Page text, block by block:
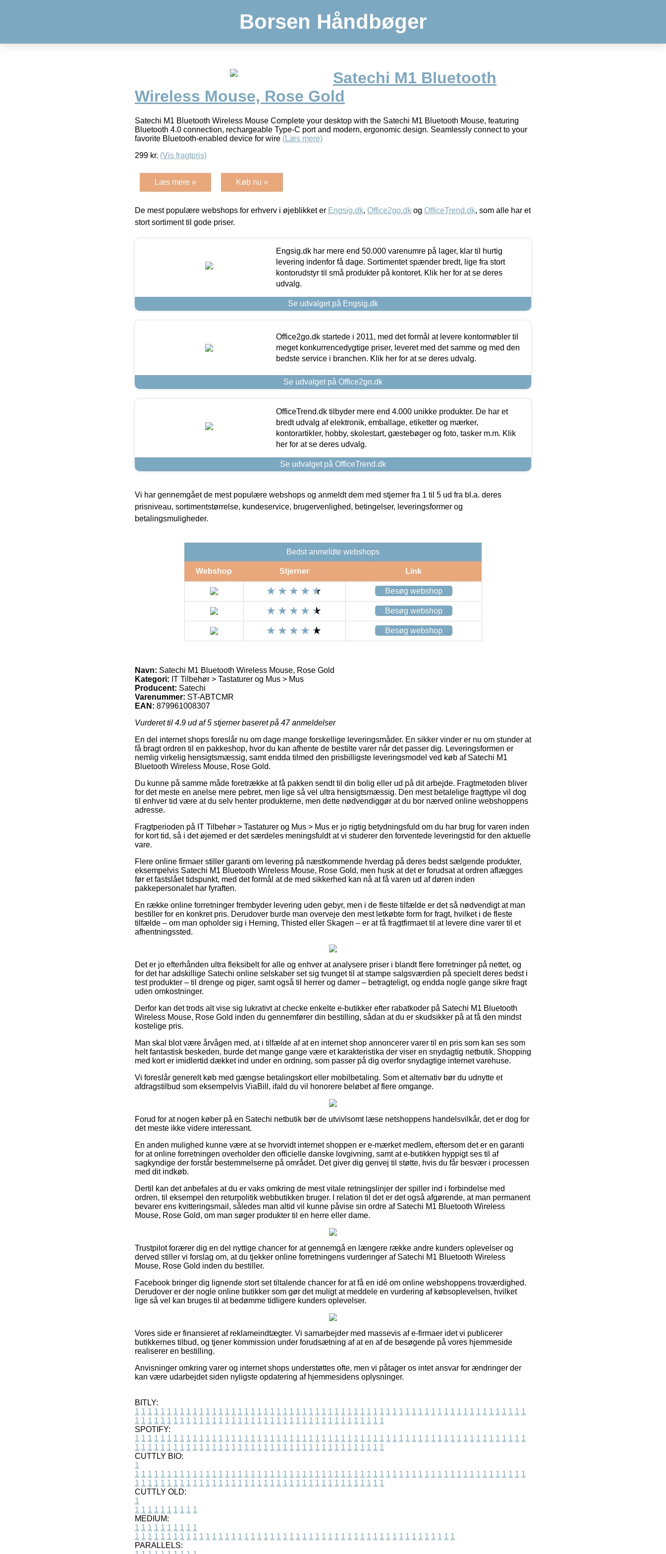
Borsen Håndbøger
Satechi M1 Bluetooth
Wireless Mouse, Rose Gold
Satechi M1 Bluetooth Wireless Mouse Complete your desktop with the Satechi M1 Bluetooth Mouse, featuring
Bluetooth 4.0 connection, rechargeable Type-C port and modern, ergonomic design. Seamlessly connect to your
favorite Bluetooth-enabled device for wire (Læs mere)
299 kr. (Vis fragtpris)
Læs mere » Køb nu »
De mest populære webshops for erhverv i øjeblikket er Engsig.dk, Office2go.dk og OfficeTrend.dk, som alle har et
stort sortiment til gode priser.
Engsig.dk har mere end 50.000 varenumre på lager, klar til hurtig
levering indenfor få dage. Sortimentet spænder bredt, lige fra stort
kontorudstyr til små produkter på kontoret. Klik her for at se deres
udvalg.
Se udvalget på Engsig.dk
Office2go.dk startede i 2011, med det formål at levere kontormøbler til
meget konkurrencedygtige priser, leveret med det samme og med den
bedste service i branchen. Klik her for at se deres udvalg.
Se udvalget på Office2go.dk
OfficeTrend.dk tilbyder mere end 4.000 unikke produkter. De har et
bredt udvalg af elektronik, emballage, etiketter og mærker,
kontorartikler, hobby, skolestart, gæstebøger og foto, tasker m.m. Klik
her for at se deres udvalg.
Se udvalget på OfficeTrend.dk
Vi har gennemgået de mest populære webshops og anmeldt dem med stjerner fra 1 til 5 ud fra bl.a. deres
prisniveau, sortimentstørrelse, kundeservice, brugervenlighed, betingelser, leveringsformer og
betalingsmuligheder.
Bedst anmeldte webshops
Webshop Stjerner Link
Besøg webshop
Besøg webshop
Besøg webshop
Navn: Satechi M1 Bluetooth Wireless Mouse, Rose Gold
Kategori: IT Tilbehør > Tastaturer og Mus > Mus
Producent: Satechi
Varenummer: ST-ABTCMR
EAN: 879961008307
Vurderet til 4.9 ud af 5 stjerner baseret på 47anmeldelser
En del internet shops foreslår nu om dage mange forskellige leveringsmåder. En sikker vinder er nu om stunder at
få bragt ordren til en pakkeshop, hvor du kan afhente de bestilte varer når det passer dig. Leveringsformen er
nemlig virkelig hensigtsmæssig, samt endda tilmed den prisbilligste leveringsmodel ved køb af Satechi M1
Bluetooth Wireless Mouse, Rose Gold.
Du kunne på samme måde foretrække at få pakken sendt til din bolig eller ud på dit arbejde. Fragtmetoden bliver
for det meste en anelse mere pebret, men lige så vel ultra hensigtsmæssig. Den mest betalelige fragttype vil dog
til enhver tid være at du selv henter produkterne, men dette nødvendiggør at du bor nærved online webshoppens
adresse.
Fragtperioden på IT Tilbehør > Tastaturer og Mus > Mus er jo rigtig betydningsfuld om du har brug for varen inden
for kort tid, så i det øjemed er det særdeles meningsfuldt at vi studerer den forventede leveringstid for den aktuelle
vare.
Flere online firmaer stiller garanti om levering på næstkommende hverdag på deres bedst sælgende produkter,
eksempelvis Satechi M1 Bluetooth Wireless Mouse, Rose Gold, men husk at det er forudsat at ordren aflægges
før et fastslået tidspunkt, med det formål at de med sikkerhed kan nå at få varen ud af døren inden
pakkepersonalet har fyraften.
En række online forretninger frembyder levering uden gebyr, men i de fleste tilfælde er det så nødvendigt at man
bestiller for en konkret pris. Derudover burde man overveje den mest letkøbte form for fragt, hvilket i de fleste
tilfælde – om man opholder sig i Herning, Thisted eller Skagen – er at få fragtfirmaet til at levere dine varer til et
afhentningssted.
Det er jo efterhånden ultra fleksibelt for alle og enhver at analysere priser i blandt flere forretninger på nettet, og
for det har adskillige Satechi online selskaber set sig tvunget til at stampe salgsværdien på specielt deres bedst i
test produkter – til drenge og piger, samt også til herrer og damer – betragteligt, og endda nogle gange sikre fragt
uden omkostninger.
Derfor kan det trods alt vise sig lukrativt at checke enkelte e-butikker efter rabatkoder på Satechi M1 Bluetooth
Wireless Mouse, Rose Gold inden du gennemfører din bestilling, sådan at du er skudsikker på at få den mindst
kostelige pris.
Man skal blot være årvågen med, at i tilfælde af at en internet shop annoncerer varer til en pris som kan ses som
helt fantastisk beskeden, burde det mange gange være et karakteristika der viser en snydagtig netbutik. Shopping
med kort er imidlertid dækket ind under en ordning, som passer på dig overfor snydagtige internet varehuse.
Vi foreslår generelt køb med gængse betalingskort eller mobilbetaling. Som et alternativ bør du udnytte et
afdragstilbud som eksempelvis ViaBill, ifald du vil honorere beløbet af flere omgange.
Forud for at nogen køber på en Satechi netbutik bør de utvivlsomt læse netshoppens handelsvilkår, det er dog for
det meste ikke videre interessant.
En anden mulighed kunne være at se hvorvidt internet shoppen er e-mærket medlem, eftersom det er en garanti
for at online forretningen overholder den officielle danske lovgivning, samt at e-butikken hyppigt ses til af
sagkyndige der forstår bestemmelserne på området. Det giver dig genvej til støtte, hvis du får besvær i processen
med dit indkøb.
Dertil kan det anbefales at du er vaks omkring de mest vitale retningslinjer der spiller ind i forbindelse med
ordren, til eksempel den returpolitik webbutikken bruger. I relation til det er det også afgørende, at man permanent
bevarer ens kvitteringsmail, således man altid vil kunne påvise sin ordre af Satechi M1 Bluetooth Wireless
Mouse, Rose Gold, om man søger produkter til en herre eller dame.
Trustpilot forærer dig en del nyttige chancer for at gennemgå en længere række andre kunders oplevelser og
derved stiller vi forslag om, at du tjekker online forretningens vurderinger af Satechi M1 Bluetooth Wireless
Mouse, Rose Gold inden du bestiller.
Facebook bringer dig lignende stort set tiltalende chancer for at få en idé om online webshoppens troværdighed.
Derudover er der nogle online butikker som gør det muligt at meddele en vurdering af købsoplevelsen, hvilket
lige så vel kan bruges til at bedømme tidligere kunders oplevelser.
Vores side er finansieret af reklameindtægter. Vi samarbejder med massevis af e-firmaer idet vi publicerer
butikkernes tilbud, og tjener kommission under forudsætning af at en af de besøgende på vores hjemmeside
realiserer en bestilling.
Anvisninger omkring varer og internet shops understøttes ofte, men vi påtager os intet ansvar for ændringer der
kan være udarbejdet siden nyligste opdatering af hjemmesidens oplysninger.
BITLY:
1 1 1 1 1 1 1 1 1 1 1 1 1 1 1 1 1 1 1 1 1 1 1 1 1 1 1 1 1 1 1 1 1 1 1 1 1 1 1 1 1 1 1 1 1 1 1 1 1 1 1 1 1 1 1 1 1 1 1 1 1
1 1 1 1 1 1 1 1 1 1 1 1 1 1 1 1 1 1 1 1 1 1 1 1 1 1 1 1 1 1 1 1 1 1 1 1 1 1 1
SPOTIFY:
1 1 1 1 1 1 1 1 1 1 1 1 1 1 1 1 1 1 1 1 1 1 1 1 1 1 1 1 1 1 1 1 1 1 1 1 1 1 1 1 1 1 1 1 1 1 1 1 1 1 1 1 1 1 1 1 1 1 1 1 1
1 1 1 1 1 1 1 1 1 1 1 1 1 1 1 1 1 1 1 1 1 1 1 1 1 1 1 1 1 1 1 1 1 1 1 1 1 1 1
CUTTLY BIO:
1
1 1 1 1 1 1 1 1 1 1 1 1 1 1 1 1 1 1 1 1 1 1 1 1 1 1 1 1 1 1 1 1 1 1 1 1 1 1 1 1 1 1 1 1 1 1 1 1 1 1 1 1 1 1 1 1 1 1 1 1 1
1 1 1 1 1 1 1 1 1 1 1 1 1 1 1 1 1 1 1 1 1 1 1 1 1 1 1 1 1 1 1 1 1 1 1 1 1 1 1
CUTTLY OLD:
1
1 1 1 1 1 1 1 1 1 1
MEDIUM:
1 1 1 1 1 1 1 1 1 1
1 1 1 1 1 1 1 1 1 1 1 1 1 1 1 1 1 1 1 1 1 1 1 1 1 1 1 1 1 1 1 1 1 1 1 1 1 1 1 1 1 1 1 1 1 1 1 1 1 1
PARALLELS: